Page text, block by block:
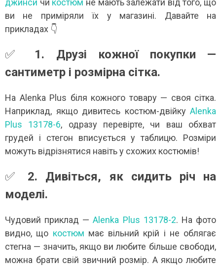
джинси чи костюм не мають залежати від того, що
ви не приміряли їх у магазині. Давайте на
прикладах 👇
✅ 1. Друзі кожної покупки —
сантиметр і розмірна сітка.
На Alenka Plus біля кожного товару — своя сітка.
Наприклад, якщо дивитесь костюм-двійку Alenka
Plus 13178-6, одразу перевірте, чи ваш обхват
грудей і стегон вписується у таблицю. Розміри
можуть відрізнятися навіть у схожих костюмів!
✅ 2. Дивіться, як сидить річ на
моделі.
Чудовий приклад —Alenka Plus 13178-2. На фото
видно, що костюм має вільний крій і не облягає
стегна — значить, якщо ви любите більше свободи,
можна брати свій звичний розмір. А якщо любите